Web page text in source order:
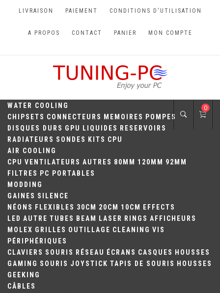
LIVRAISON PAIEMENT CONDITIONS D'UTILISATION
A PROPOS CONTACT PANIER MON COMPTE
TUNING-PC
WATER COOLING
CHIPSETS CONNECTEURS MEMOIRES
POMPES
DISQUES DURS GPU LIQUIDES
RESERVOIRS
RADIATEURS SONDES KITS CPU
AIR COOLING
CPU VENTILATEURS AUTRES 80MM 120MM
92MM
FILTRES
PC PORTABLES
MODDING
GAINES SILENCE
NÉONS
FLEXIBLES 30CM 20CM 10CM
EFFECTS
LED AUTRE TUBES BEAM LASER RINGS AFFICHEURS
MOLEX GRILLES OUTILLAGE CLEANING VIS
PÉRIPHÉRIQUES
CLAVIERS SOURIS RÉSEAU ÉCRANS CASQUES
HOUSSES
GAMING SOURIS JOYSTICK TAPIS DE SOURIS
HOUSSES
GEEKING
CÂBLES
0